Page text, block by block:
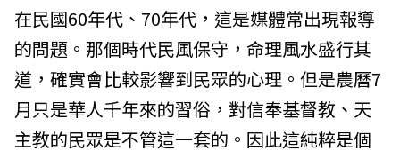
在民國60年代、70年代，這是媒體常出現報導
的問題。那個時代民風保守，命理風水盛行其
道，確實會比較影響到民眾的心理。但是農曆7
月只是華人千年來的習俗，對信奉基督教、天
主教的民眾是不管這一套的。因此這純粹是個